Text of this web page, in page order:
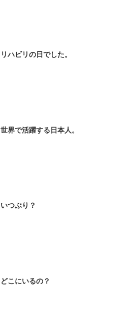
リハビリの日でした。
世界で活躍する日本人。
いつぶり？
どこにいるの？